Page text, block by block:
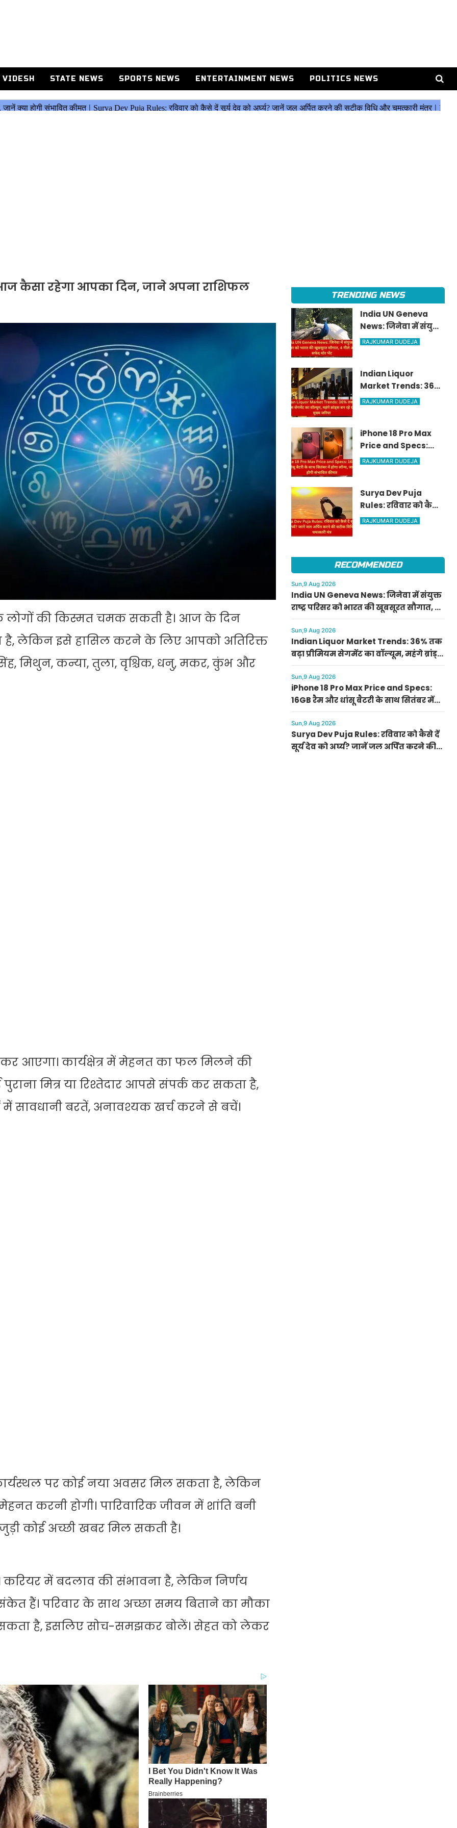
VIDESH STATE NEWS SPORTS NEWS ENTERTAINMENT NEWS POLITICS NEWS
आज कैसा रहेगा आपका दिन, जाने अपना राशिफल
लोगों की किस्मत चमक सकती है। आज के दिन
लेकिन इसे हासिल करने के लिए आपको अतिरिक्त
मिथुन, कन्या, तुला, वृश्चिक, धनु, मकर, कुंभ और
आएगा। कार्यक्षेत्र में मेहनत का फल मिलने की
मित्र या रिश्तेदार आपसे संपर्क कर सकता है,
सावधानी बरतें, अनावश्यक खर्च करने से बचें।
पर कोई नया अवसर मिल सकता है, लेकिन
करनी होगी। पारिवारिक जीवन में शांति बनी
कोई अच्छी खबर मिल सकती है।
में बदलाव की संभावना है, लेकिन निर्णय
हैं। परिवार के साथ अच्छा समय बिताने का मौका
सकता है, इसलिए सोच-समझकर बोलें। सेहत को लेकर
TRENDING NEWS
India UN Geneva
News: जिनेवा में संयुक्त
राष्ट्र परिसर को भारत की
RAJKUMAR DUDEJA
Indian Liquor
Market Trends: 36%
तक बढ़ा प्रीमियम
का मुख्य जरिया
RAJKUMAR DUDEJA
iPhone 18 Pro Max
Price and Specs:
16GB रैम और धांसू बैटरी
संभावित कीमत
RAJKUMAR DUDEJA
Surya Dev Puja
Rules: रविवार को कैसे
दें सूर्य देव को अर्घ्य? जानें
RAJKUMAR DUDEJA
RECOMMENDED
Sun,9 Aug 2026
India UN Geneva News: जिनेवा में संयुक्त
राष्ट्र परिसर को भारत की खूबसूरत सौगात, 4
नीले और 1 सफेद मोर भेंट
Sun,9 Aug 2026
Indian Liquor Market Trends: 36% तक
बढ़ा प्रीमियम सेगमेंट का वॉल्यूम, महंगे ब्रांड्स
बन रहे ग्रोथ का मुख्य जरिया
Sun,9 Aug 2026
iPhone 18 Pro Max Price and Specs:
16GB रैम और धांसू बैटरी के साथ सितंबर में
होगा लॉन्च, जानें क्या होगी संभावित कीमत
Sun,9 Aug 2026
Surya Dev Puja Rules: रविवार को कैसे दें
सूर्य देव को अर्घ्य? जानें जल अर्पित करने की